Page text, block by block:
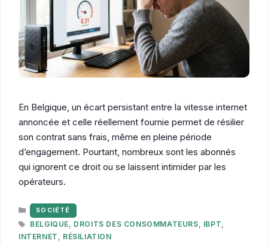
En Belgique, un écart persistant entre la vitesse internet
annoncée et celle réellement fournie permet de résilier
son contrat sans frais, même en pleine période
d’engagement. Pourtant, nombreux sont les abonnés
qui ignorent ce droit ou se laissent intimider par les
opérateurs.
CATÉGORIES
SOCIÉTÉ
ÉTIQUETTES
BELGIQUE, DROITS DES CONSOMMATEURS, IBPT,
INTERNET , RÉSILIATION